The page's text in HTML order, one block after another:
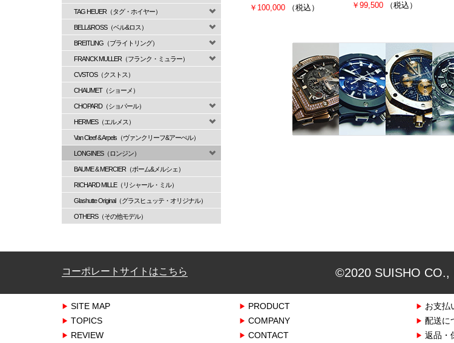
TAG HEUER（タグ・ホイヤー）
BELL&ROSS（ベル&ロス）
BREITLING（ブライトリング）
FRANCK MULLER（フランク・ミュラー）
CVSTOS（クストス）
CHAUMET（ショーメ）
CHOPARD（ショパール）
HERMES（エルメス）
Van Cleef & Arpels（ヴァンクリーフ&アーぺル）
LONGINES（ロンジン）
BAUME & MERCIER（ボーム&メルシェ）
RICHARD MILLE（リシャール・ミル）
Glashutte Original（グラスヒュッテ・オリジナル）
OTHERS（その他モデル）
￥100,000 （税込） ￥99,500 （税込）
コーポレートサイトはこちら ©2020 SUISHO CO.,
SITE MAP
TOPICS
REVIEW
PRODUCT
COMPANY
CONTACT
お支払
配送に
返品・